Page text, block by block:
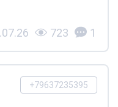
723 1
+79637235395